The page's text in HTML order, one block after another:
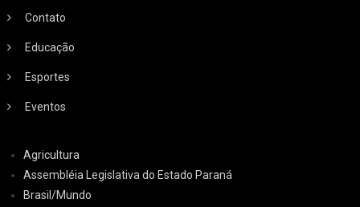
Contato
Educação
Esportes
Eventos
Agricultura
Assembléia Legislativa do Estado Paraná
Brasil/Mundo